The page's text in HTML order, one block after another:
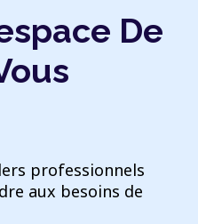
De
professionnels
aux besoins de